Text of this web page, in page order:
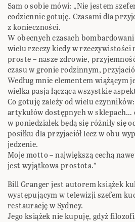
Sam o sobie mówi: „Nie jestem
codziennie gotuję. Czasami dla
z konieczności.
W obecnych czasach
wielu rzeczy kiedy w rzeczywistości
proste – nasze zdrowie,
czasu w gronie rodzinnym,
Według mnie elementem wiążącym
wielka pasja łącząca wszystkie
Co gotuję zależy od wielu
artykułów dostępnych w
w poniedziałek będą się różniły się
posiłku dla przyjaciół lecz w obu
jedzenie.
Moje motto – największą cechą
jest wyjątkowa prostota.”
Bill Granger jest autorem książek
występującym w telewizji szefem
restaurację w Sydney.
Jego książek nie kupuję, gdyż